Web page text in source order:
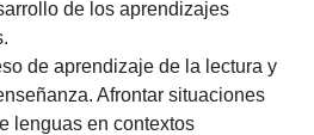
de los aprendizajes
de aprendizaje de la lectura y
Afrontar situaciones
lenguas en contextos